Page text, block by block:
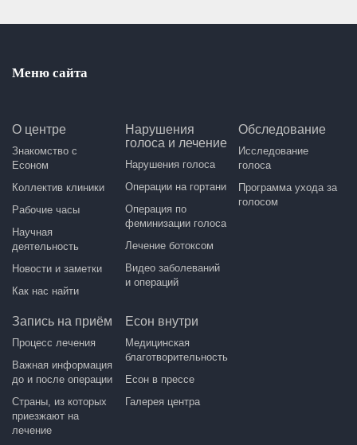
Меню сайта
О центре
Знакомство с
Есоном
Коллектив клиники
Рабочие часы
Научная
деятельность
Новости и заметки
Как нас найти
Нарушения
голоса и лечение
Нарушения голоса
Операции на гортани
Операция по
феминизации голоса
Лечение ботоксом
Видео заболеваний
и операций
Обследование
Исследование
голоса
Программа ухода за
голосом
Запись на приём
Процесс лечения
Важная информация
до и после операции
Страны, из которых
приезжают на
лечение
Есон внутри
Медицинская
благотворительность
Есон в прессе
Галерея центра